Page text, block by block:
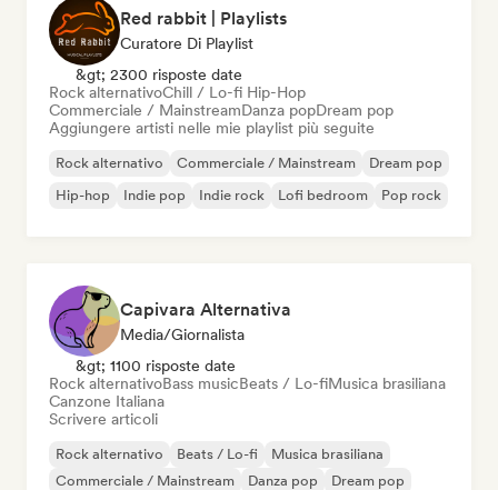
Red rabbit | Playlists
Curatore Di Playlist
&gt; 2300 risposte date
Rock alternativoChill / Lo-fi Hip-Hop
Commerciale / MainstreamDanza popDream pop
Aggiungere artisti nelle mie playlist più seguite
Rock alternativo Commerciale / Mainstream
Dream pop
Hip-hop
Indie pop Indie rock Lofi bedroom Pop rock
Capivara Alternativa
Media/Giornalista
&gt; 1100 risposte date
Rock alternativoBass musicBeats / Lo-fiMusica brasiliana
Canzone Italiana
Scrivere articoli
Rock alternativo Beats / Lo-fi
Musica brasiliana
Commerciale / Mainstream
Danza pop
Dream pop